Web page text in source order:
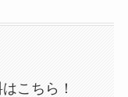
こちら！